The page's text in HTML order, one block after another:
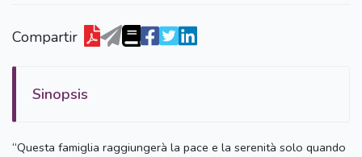
Compartir
Sinopsis
“Questa famiglia raggiungerà la pace e la serenità solo quando